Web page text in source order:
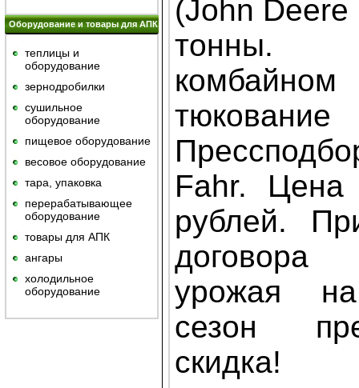
Оборудование и товары для АПК
теплицы и
оборудование
зернодробилки
сушильное
оборудование
пищевое оборудование
весовое оборудование
тара, упаковка
перерабатывающее
оборудование
товары для АПК
ангары
холодильное
оборудование
(John Deere
тонны.
Fahr.
рублей.
урожая
сезон
скидка!